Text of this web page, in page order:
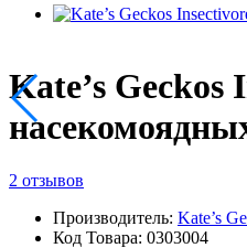
Kate’s
2 отзывов
Производитель: Kate’s
Код Товара: 0303004